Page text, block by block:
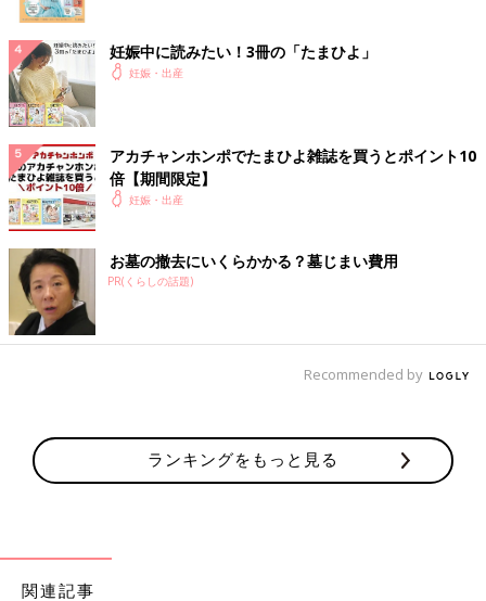
全開！の状態で詳しく説明してくださいました！
先生の性別は特に気にしてなかったのですが、これならカーテン
は必要ないのでは…と思ってしまいました。
妊娠中に読みたい！3冊の「たまひよ」
妊娠・出産
アカチャンホンポでたまひよ雑誌を買うとポイント10
倍【期間限定】
妊娠・出産
お墓の撤去にいくらかかる？墓じまい費用
PR(くらしの話題)
Recommended by
ランキングをもっと見る
関連記事